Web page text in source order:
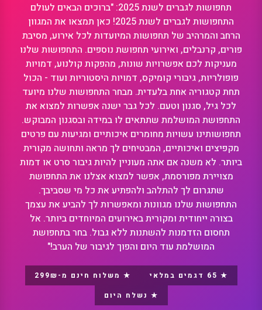
תחפושות לגברים לשנת 2025: "ברוכים הבאים לעולם
התחפושות לגברים לשנת 2025! כאן תמצאו את המגוון
הרחב והמרהיב של תחפושות המיועדות לכל אירוע, מסיבת
פורים, קרנבלים, ואירועי תחפושת נוספים. התחפושות שלנו
מעניקות לכם אפשרויות שונות, מהפקות קולנוע, דמויות
פופולריות, גיבורי קומיקס, דמויות היסטוריות ועוד - הכול
תחת קטגוריה אחת בלעדית. מבחר התחפושות שלנו מיועד
לכל גיל, סגנון וטעם. לכל גבר ישנה אפשרות למצוא את
התחפושת המושלמת שתתאים לו במידה ובסגנון המבוקש.
תחפושותינו עשויות מחומרים איכותיים ומגיעות עם פרטים
מקפיצים ואיכותיים, המבטיחים לך מראה ותחושה מקורית
ביותר. לא משנה אם אתה מעוניין להיות גיבור סרט או דמות
מצויירת מפורסמת, אפשר למצוא אצלנו את התחפושת
שתגרום לך להתלהב ולהפתיע את כל מי שסביבך.
התחפושות שלנו מגוונות ומאפשרות לך להביע את עצמך
בצורה ייחודית ומקורית באירועים המיוחדים ביותר. אל
תחסום הזדמנות להשתנות ללא גבול. בחר בתחפושת
המושלמת עוד היום והפוך לגיבור של הערב!"
★ 65 דגמים במלאי
★ משלוח חינם מ-299₪
★ נשלח היום